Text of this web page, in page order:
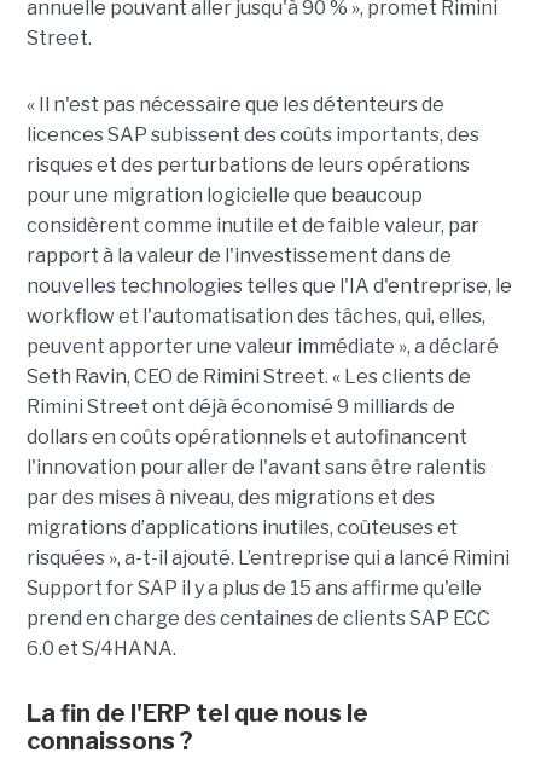
annuelle pouvant aller jusqu'à 90 % », promet Rimini
Street.
« Il n'est pas nécessaire que les détenteurs de
licences SAP subissent des coûts importants, des
risques et des perturbations de leurs opérations
pour une migration logicielle que beaucoup
considèrent comme inutile et de faible valeur, par
rapport à la valeur de l'investissement dans de
nouvelles technologies telles que l'IA d'entreprise, le
workflow et l'automatisation des tâches, qui, elles,
peuvent apporter une valeur immédiate », a déclaré
Seth Ravin, CEO de Rimini Street. « Les clients de
Rimini Street ont déjà économisé 9 milliards de
dollars en coûts opérationnels et autofinancent
l'innovation pour aller de l'avant sans être ralentis
par des mises à niveau, des migrations et des
migrations d’applications inutiles, coûteuses et
risquées », a-t-il ajouté. L’entreprise qui a lancé Rimini
Support for SAP il y a plus de 15 ans affirme qu'elle
prend en charge des centaines de clients SAP ECC
6.0 et S/4HANA.
La fin de l'ERP tel que nous le
connaissons ?